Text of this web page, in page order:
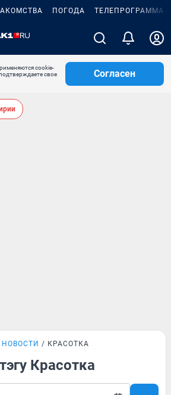
ПОГОДА ТЕЛЕПРОГРАММА
cookie-
свое
Согласен
НОВОСТИ КРАСОТКА
Красотка